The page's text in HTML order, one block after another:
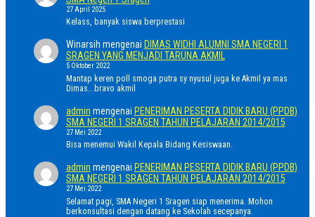
27 April 2025
Kelass, banyak siswa berprestasi
Winarsih mengenai DIMAS WIDHI ALUMNI SMA NEGERI 1
SRAGEN YANG MENJADI TARUNA AKMIL
5 Oktober 2022
Mantap keren poll smoga putra sy nyusul juga ke Akmil ya mas
Dimas...bravo akmil
admin mengenai PENERIMAN PESERTA DIDIK BARU (PPDB)
SMA NEGERI 1 SRAGEN TAHUN PELAJARAN 2014/2015
27 Mei 2022
Bisa menemui Wakil Kepala Bidang Kesiswaan.
admin mengenai PENERIMAN PESERTA DIDIK BARU (PPDB)
SMA NEGERI 1 SRAGEN TAHUN PELAJARAN 2014/2015
27 Mei 2022
Selamat pagi, SMA Negeri 1 Sragen siap menerima. Mohon
berkonsultasi dengan datang ke Sekolah secepanya.